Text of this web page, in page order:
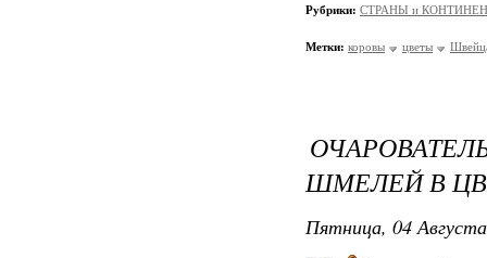
Рубрики: СТРАНЫ и
Метки: коровы цветы
ШМЕЛЕЙ В
Пятница, 04